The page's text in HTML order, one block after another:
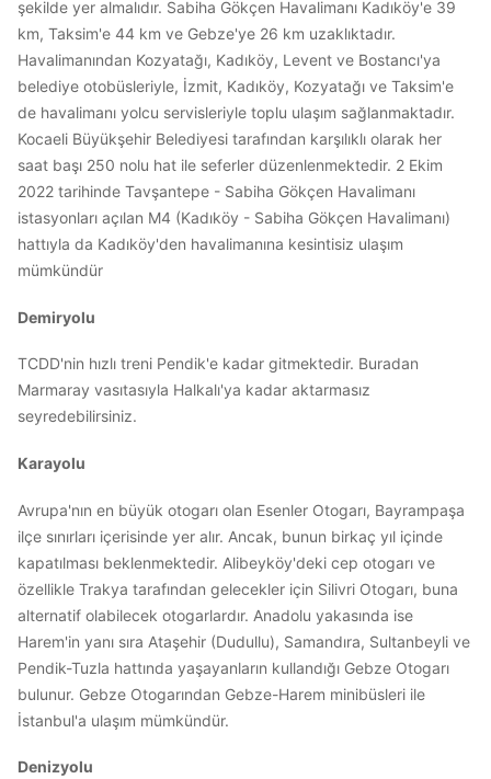
şekilde yer almalıdır. Sabiha Gökçen Havalimanı Kadıköy'e 39
km, Taksim'e 44 km ve Gebze'ye 26 km uzaklıktadır.
Havalimanından Kozyatağı, Kadıköy, Levent ve Bostancı'ya
belediye otobüsleriyle, İzmit, Kadıköy, Kozyatağı ve Taksim'e
de havalimanı yolcu servisleriyle toplu ulaşım sağlanmaktadır.
Kocaeli Büyükşehir Belediyesi tarafından karşılıklı olarak her
saat başı 250 nolu hat ile seferler düzenlenmektedir. 2 Ekim
2022 tarihinde Tavşantepe - Sabiha Gökçen Havalimanı
istasyonları açılan M4 (Kadıköy - Sabiha Gökçen Havalimanı)
hattıyla da Kadıköy'den havalimanına kesintisiz ulaşım
mümkündür
Demiryolu
TCDD'nin hızlı treni Pendik'e kadar gitmektedir. Buradan
Marmaray vasıtasıyla Halkalı'ya kadar aktarmasız
seyredebilirsiniz.
Karayolu
Avrupa'nın en büyük otogarı olan Esenler Otogarı, Bayrampaşa
ilçe sınırları içerisinde yer alır. Ancak, bunun birkaç yıl içinde
kapatılması beklenmektedir. Alibeyköy'deki cep otogarı ve
özellikle Trakya tarafından gelecekler için Silivri Otogarı, buna
alternatif olabilecek otogarlardır. Anadolu yakasında ise
Harem'in yanı sıra Ataşehir (Dudullu), Samandıra, Sultanbeyli ve
Pendik-Tuzla hattında yaşayanların kullandığı Gebze Otogarı
bulunur. Gebze Otogarından Gebze-Harem minibüsleri ile
İstanbul'a ulaşım mümkündür.
Denizyolu